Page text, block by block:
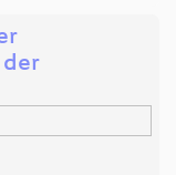
der